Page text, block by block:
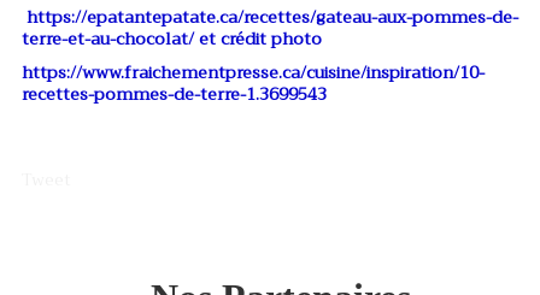
https://epatantepatate.ca/recettes/gateau-aux-pommes-de-
terre-et-au-chocolat/et crédit photo
https://www.fraichementpresse.ca/cuisine/inspiration/10-
recettes-pommes-de-terre-1.3699543